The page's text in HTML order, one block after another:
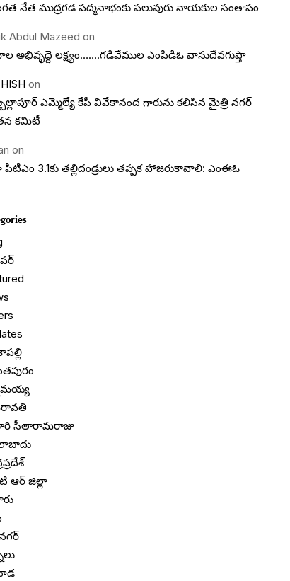
నేత ముద్రగడ పద్మనాభంకు పలువురు నాయకుల సంతాపం
Abdul Mazeed on
అభివృద్దె లక్ష్యం…….గడివేముల ఎంపీడీఓ వాసుదేవగుప్తా
on
ఎమ్మెల్యే కేపీ వివేకానంద గారును కలిసిన మైత్రి నగర్
కమిటీ
on
3.1కు తల్లిదండ్రులు తప్పక హాజరుకావాలి: ఎంఈఓ
సీతారామరాజు
ఆర్ జిల్లా